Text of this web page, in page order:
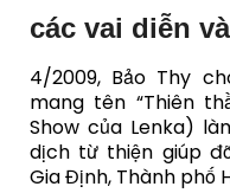
các vai diễn
4/2009, Bảo Thy
mang tên “Thiên
Show của Lenka)
dịch từ thiện giúp
Gia Định, Thành phố